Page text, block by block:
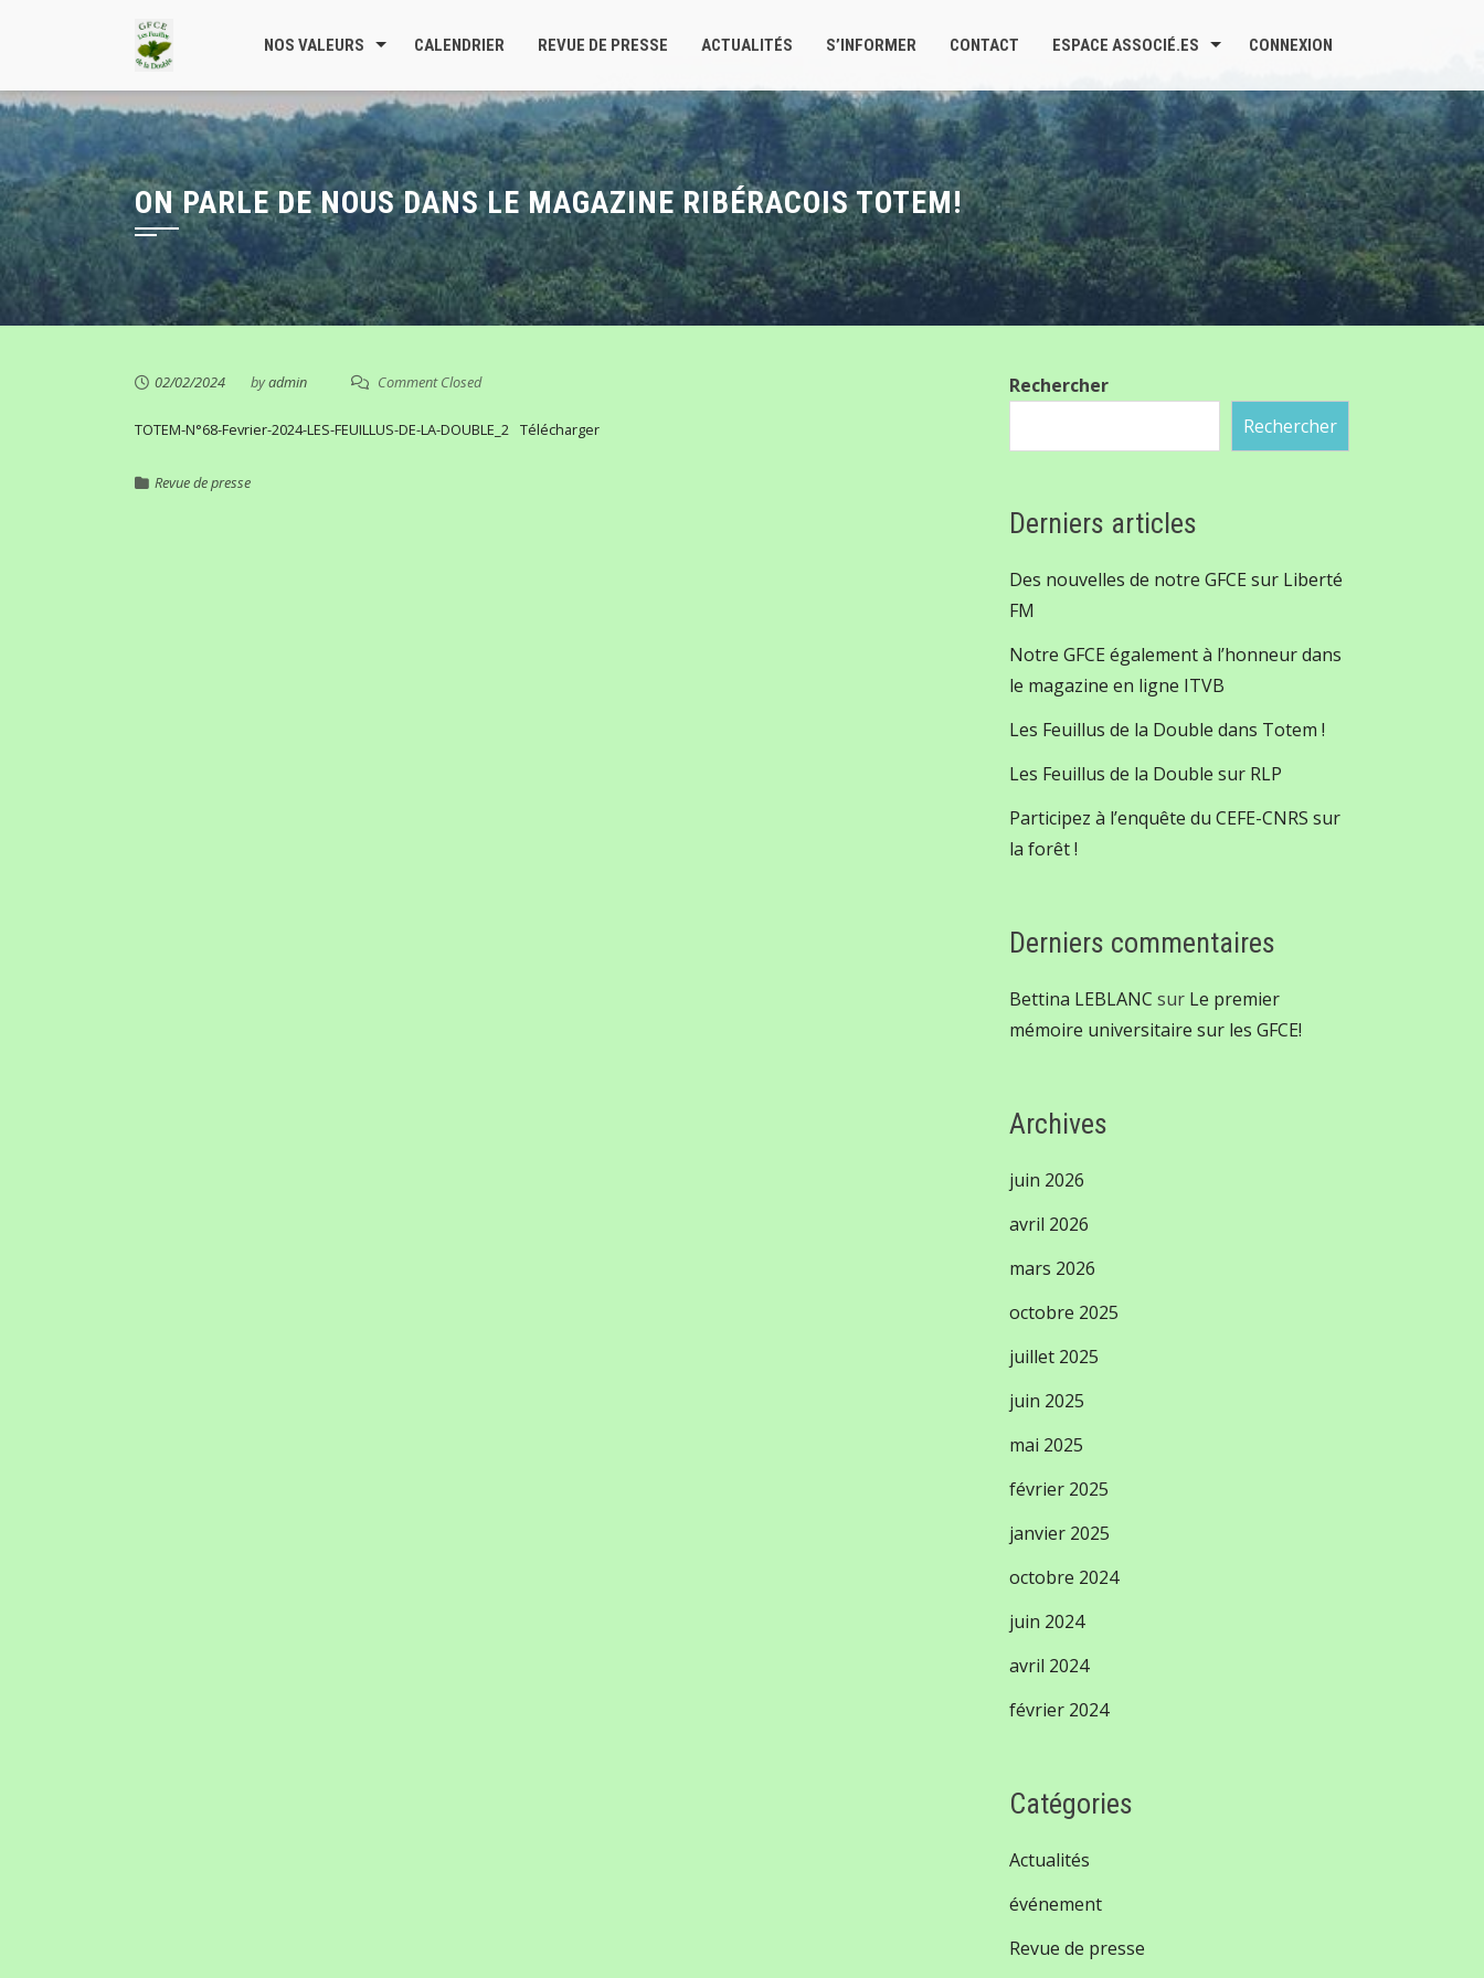
NOS VALEURS CALENDRIER REVUE DE PRESSE ACTUALITÉS S’INFORMER CONTACT ESPACE ASSOCIÉ.ES CONNEXION
ON PARLE DE NOUS DANS LE MAGAZINE RIBÉRACOIS TOTEM!
02/02/2024 byadmin Comment Closed
TOTEM-N°68-Fevrier-2024-LES-FEUILLUS-DE-LA-DOUBLE_2 Télécharger
Revue de presse
Rechercher
Rechercher
Derniers articles
Des nouvelles de notre GFCE sur Liberté
FM
Notre GFCE également à l’honneur dans
le magazine en ligne ITVB
Les Feuillus de la Double dans Totem !
Les Feuillus de la Double sur RLP
Participez à l’enquête du CEFE-CNRS sur
la forêt !
Derniers commentaires
Bettina LEBLANC sur Le premier
mémoire universitaire sur les GFCE!
Archives
juin 2026
avril 2026
mars 2026
octobre 2025
juillet 2025
juin 2025
mai 2025
février 2025
janvier 2025
octobre 2024
juin 2024
avril 2024
février 2024
Catégories
Actualités
événement
Revue de presse